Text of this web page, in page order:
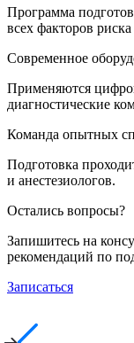
Программа
всех факторов
Современное
Применяются
диагностические
Команда опытных
Подготовка
и анестезиологов.
Остались вопросы?
Запишитесь на
рекомендаций по
Записаться